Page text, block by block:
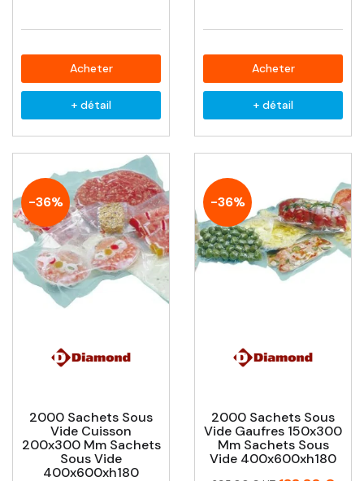
Acheter
+ détail
Acheter
+ détail
-36%
2000 Sachets Sous
Vide Cuisson
200x300 Mm Sachets
Sous Vide
400x600xh180
-36%
2000 Sachets Sous
Vide Gaufres 150x300
Mm Sachets Sous
Vide 400x600xh180